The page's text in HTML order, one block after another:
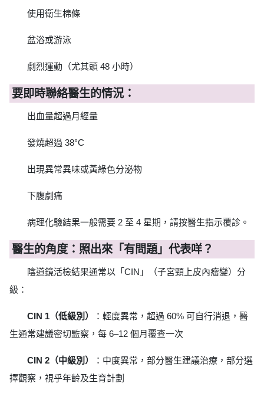
使用衛生棉條
盆浴或游泳
劇烈運動（尤其頭 48 小時）
要即時聯絡醫生的情況：
出血量超過月經量
發燒超過 38°C
出現異常異味或黃綠色分泌物
下腹劇痛
病理化驗結果一般需要 2 至 4 星期，請按醫生指示覆診。
醫生的角度：照出來「有問題」代表咩？
陰道鏡活檢結果通常以「CIN」（子宮頸上皮內瘤變）分
級：
CIN 1（低級別）
：輕度異常，超過 60% 可自行消退，醫
生通常建議密切監察，每 6–12 個月覆查一次
CIN 2（中級別）
：中度異常，部分醫生建議治療，部分選
擇觀察，視乎年齡及生育計劃